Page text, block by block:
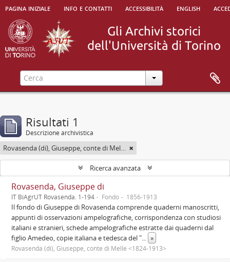
pagina iniziale info e contatti accessibilità english
Risultati 1
Descrizione archivistica
Rovasenda (di), Giuseppe, conte di Melle <1824-1913>
Ricerca avanzata
Rovasenda, Giuseppe di
IT BiAgrUT Rovasenda. 1-194 Fondo 1856-1913
Il fondo di Giuseppe di Rovasenda comprende quaderni manoscritti,
appunti di osservazioni ampelografiche, corrispondenza con studiosi
italiani e stranieri, schede ampelografiche estratte dai quaderni dal
figlio Amedeo, copie italiana e tedesca del "... »
Rovasenda (di), Giuseppe, conte di Melle <1824-1913>